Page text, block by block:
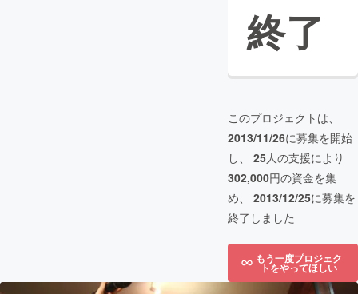
終了
このプロジェクトは、
2013/11/26に募集を開始
し、 25人の支援により
302,000円の資金を集
め、 2013/12/25に募集を
終了しました
もう一度プロジェク
トをやってほしい